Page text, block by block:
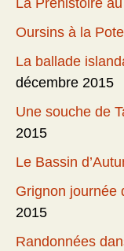
La Préhistoire
Oursins à la
La ballade
décembre 2015
Une souche de
2015
Le Bassin
Grignon journée
2015
Randonnées